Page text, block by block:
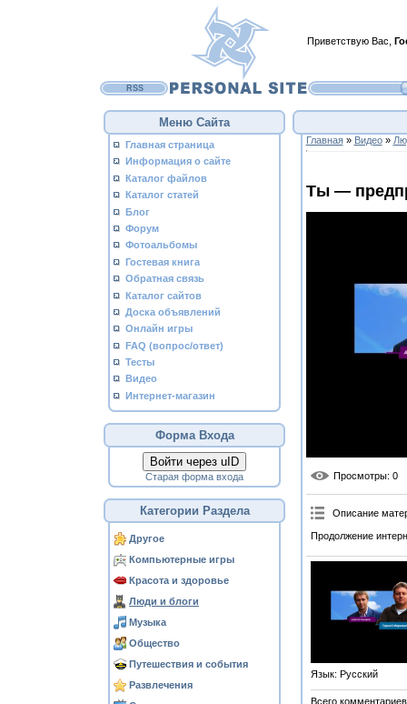
Приветствую Вас
RSS
Меню Сайта
Главная страница
Информация о сайте
Каталог файлов
Каталог статей
Блог
Форум
Фотоальбомы
Гостевая книга
Обратная связь
Каталог сайтов
Доска объявлений
Онлайн игры
FAQ (вопрос/ответ)
Тесты
Видео
Интернет-магазин
Форма Входа
Войти через uID
Старая форма входа
Категории Раздела
Другое
Компьютерные игры
Красота и здоровье
Люди и блоги
Музыка
Общество
Путешествия и события
Развлечения
Главная» Видео»
Ты —
Просмотры: 0
Описание
Продолжение
Язык: Русский
Всего комментариев